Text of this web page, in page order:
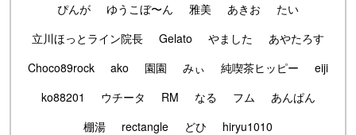
ぴんが
ゆうこぼ〜ん 雅美 あきお
たい
立川ほっとライン院長
Gelato やました
あやたろす
Choco89rock
ako 園園 みぃ 純喫茶ヒッピー
eiji
ko88201
ウチータ RM なる フム
あんぱん
棚湯
rectangle どひ hiryu1010